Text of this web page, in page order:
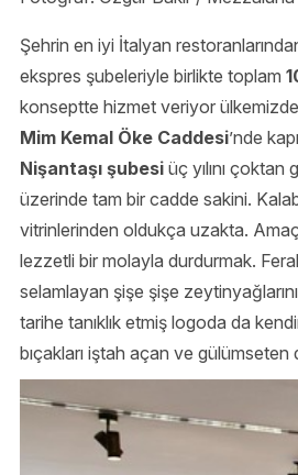
Şehrin en iyi İtalyan
ekspres şubeleriyle birlikte toplam
konseptte hizmet veriyor
Mim Kemal Öke Caddesi’nde
Nişantaşı şubesi üç yılını çoktan
üzerinde tam bir cadde sakini.
vitrinlerinden oldukça uzakta. Amaç
lezzetli bir molayla durdurmak.
selamlayan şişe şişe
tarihe tanıklık etmiş logoda da
bıçakları iştah açan ve gülümseten